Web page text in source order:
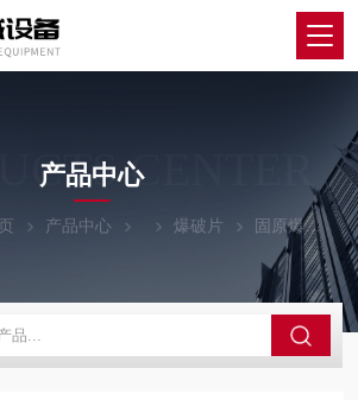
CENTER
产品中心
产品中心 爆破片 固原爆破片安全装置